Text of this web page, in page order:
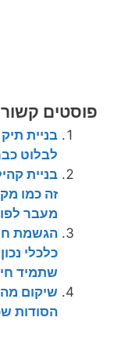
פוסטים
בניית
לבלוט
בניית
זה כמו
מעבר
הגשמת
כלכלי
שתמיד
שיקום
הסודות